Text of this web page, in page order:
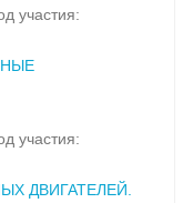
участия:
участия:
ДВИГАТЕЛЕЙ.